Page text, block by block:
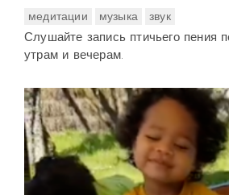
медитации
музыка звук
Слушайте запись птичьего пения
утрам и вечерам.